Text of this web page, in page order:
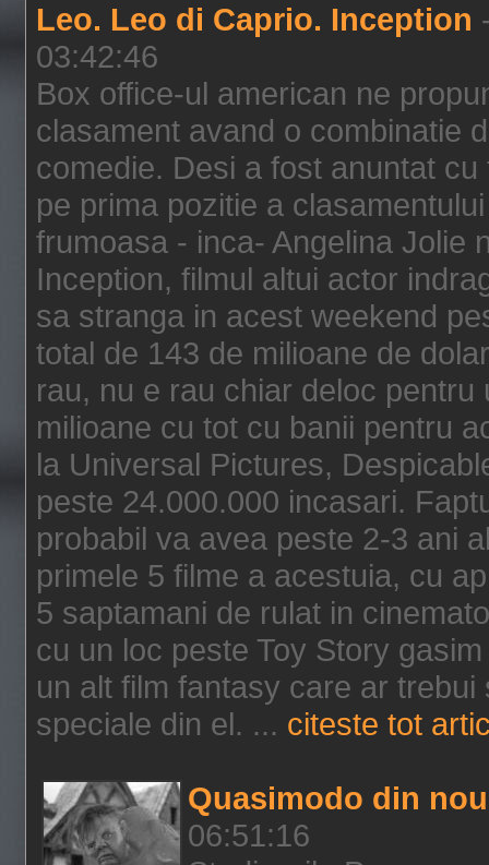
Leo. Leo di Caprio. Inception
03:42:46
Box office-ul american ne
clasament avand o combinatie
comedie. Desi a fost anuntat
pe prima pozitie a
frumoasa - inca- Angelina Jolie
Inception, filmul altui actor
sa stranga in acest weekend
total de 143 de milioane de
rau, nu e rau chiar deloc
milioane cu tot cu banii pentru
la Universal Pictures,
peste 24.000.000 incasari.
probabil va avea peste 2-3 ani
primele 5 filme a acestuia, cu
5 saptamani de rulat in
cu un loc peste Toy Story
un alt film fantasy care ar
speciale din el. ... citeste tot
Quasimodo din
06:51:16